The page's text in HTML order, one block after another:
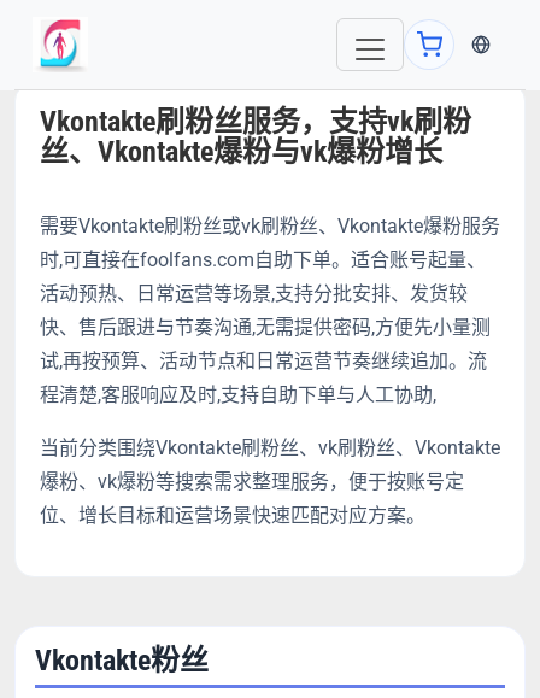
当前语
Vkontakte刷粉丝服务，支持vk刷粉
丝、Vkontakte爆粉与vk爆粉增长
需要Vkontakte刷粉丝或vk刷粉丝、Vkontakte爆粉服务
时,可直接在foolfans.com自助下单。适合账号起量、
活动预热、日常运营等场景,支持分批安排、发货较
快、售后跟进与节奏沟通,无需提供密码,方便先小量测
试,再按预算、活动节点和日常运营节奏继续追加。流
程清楚,客服响应及时,支持自助下单与人工协助,
当前分类围绕Vkontakte刷粉丝、vk刷粉丝、Vkontakte
爆粉、vk爆粉等搜索需求整理服务，便于按账号定
位、增长目标和运营场景快速匹配对应方案。
Vkontakte粉丝